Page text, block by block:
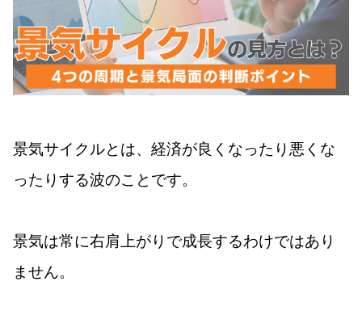
景気サイクルとは、経済が良くなったり悪くな
ったりする波のことです。
景気は常に右肩上がりで成長するわけではあり
ません。